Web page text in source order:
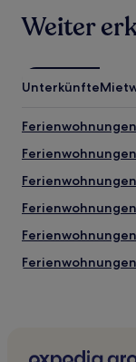
Weiter
Unterkünfte